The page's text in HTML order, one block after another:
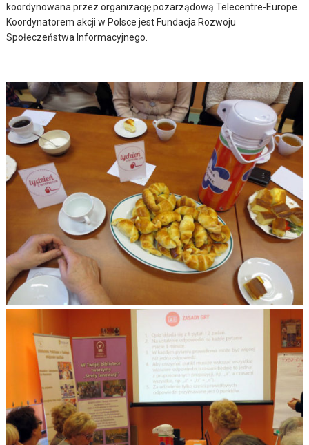
koordynowana przez organizację pozarządową Telecentre-Europe.
Koordynatorem akcji w Polsce jest Fundacja Rozwoju
Społeczeństwa Informacyjnego.